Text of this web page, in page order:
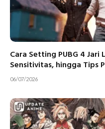
Cara Setting PUBG 4
Sensitivitas, hingga Tips
06/07/2026